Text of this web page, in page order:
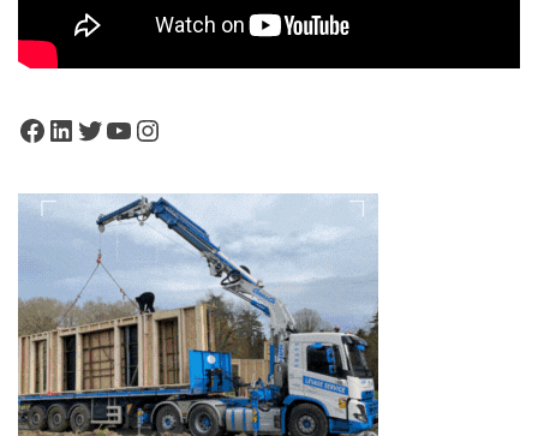
Facebook
LinkedIn
Twitter
YouTube
Instagram